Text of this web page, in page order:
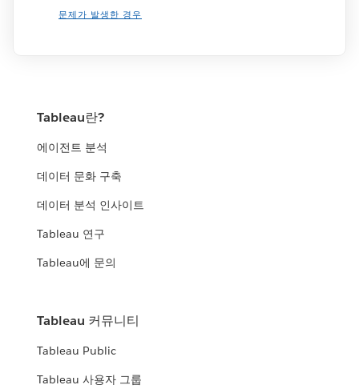
문제가 발생한 경우
Tableau란?
에이전트 분석
데이터 문화 구축
데이터 분석 인사이트
Tableau 연구
Tableau에 문의
Tableau 커뮤니티
Tableau Public
Tableau 사용자 그룹